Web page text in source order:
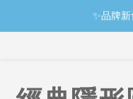
✨品牌